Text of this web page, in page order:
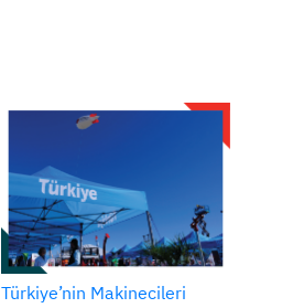
Türkiye’nin Makinecileri